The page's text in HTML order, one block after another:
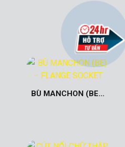
BÙ MANCHON (BE) – FLANGE SOCKET